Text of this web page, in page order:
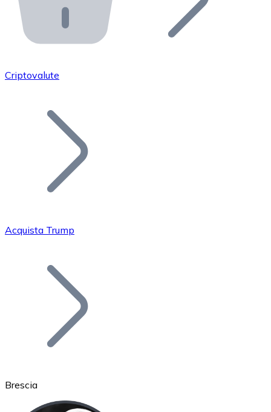
API Bitnovo
Integra la nostra API nel tuo ecosistema.
Unisciti alla nostra rete di rivenditori e
Aggiungi il token del tuo progetto al nostro servizio di
Bitcoin
Criptovalute
Acquista Trump
Brescia